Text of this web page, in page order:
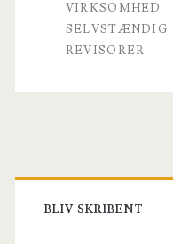
VIRKSOMHED
SELVSTÆNDIG
REVISORER
Primary
Sidebar
BLIV SKRIBENT